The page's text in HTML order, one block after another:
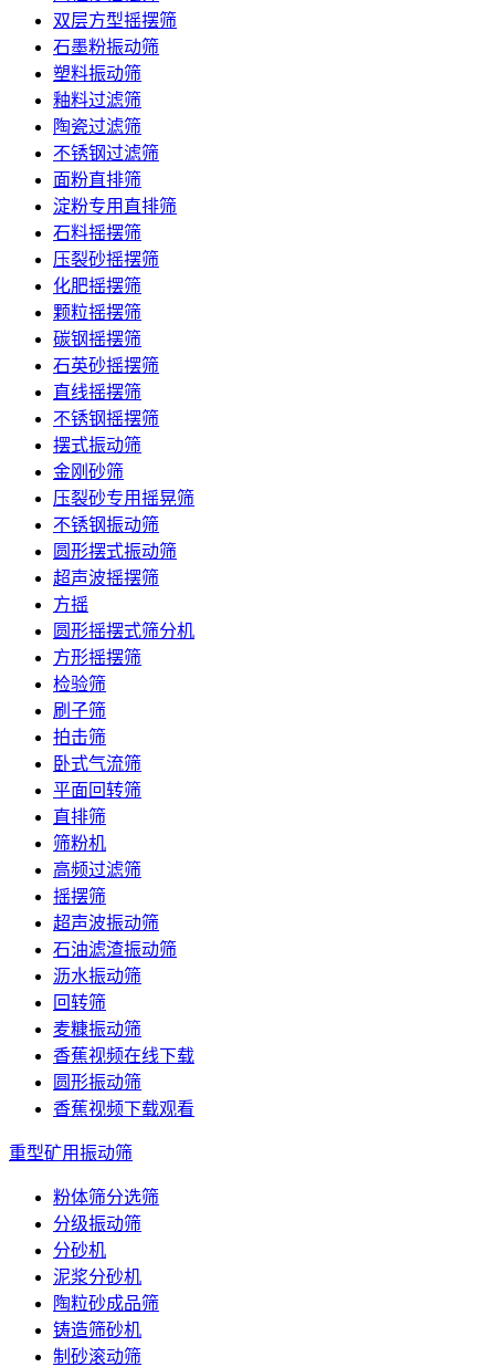
双层方型摇摆筛
石墨粉振动筛
塑料振动筛
釉料过滤筛
陶瓷过滤筛
不锈钢过滤筛
面粉直排筛
淀粉专用直排筛
石料摇摆筛
压裂砂摇摆筛
化肥摇摆筛
颗粒摇摆筛
碳钢摇摆筛
石英砂摇摆筛
直线摇摆筛
不锈钢摇摆筛
摆式振动筛
金刚砂筛
压裂砂专用摇晃筛
不锈钢振动筛
圆形摆式振动筛
超声波摇摆筛
方摇
圆形摇摆式筛分机
方形摇摆筛
检验筛
刷子筛
拍击筛
卧式气流筛
平面回转筛
直排筛
筛粉机
高频过滤筛
摇摆筛
超声波振动筛
石油滤渣振动筛
沥水振动筛
回转筛
麦糠振动筛
香蕉视频在线下载
圆形振动筛
香蕉视频下载观看
重型矿用振动筛
粉体筛分选筛
分级振动筛
分砂机
泥浆分砂机
陶粒砂成品筛
铸造筛砂机
制砂滚动筛